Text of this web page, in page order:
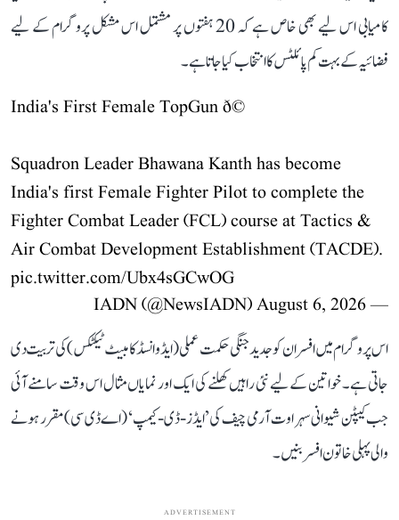
کامیابی اس لیے بھی خاص ہے کہ 20 ہفتوں پر مشتمل اس مشکل پروگرام کے لیے
فضائیہ کے بہت کم پائلٹس کا انتخاب کیا جاتا ہے۔
India's First Female TopGun ð©
Squadron Leader Bhawana Kanth has become
India's first Female Fighter Pilot to complete the
Fighter Combat Leader (FCL) course at Tactics &
Air Combat Development Establishment (TACDE).
pic.twitter.com/Ubx4sGCwOG
— IADN (@NewsIADN)
August 6, 2026
اس پروگرام میں افسران کو جدید جنگی حکمت عملی (ایڈوانسڈ کامبیٹ ٹیکٹکس) کی تربیت دی
جاتی ہے۔ خواتین کے لیے نئی راہیں کھلنے کی ایک اور نمایاں مثال اس وقت سامنے آئی
جب کیپٹن شیوانی سہراوت آرمی چیف کی ’ایڈز-ڈی-کیمپ‘ (اے ڈی سی) مقرر ہونے
والی پہلی خاتون افسر بنیں۔
ADVERTISEMENT